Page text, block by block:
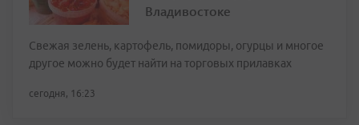
Владивостоке
Свежая зелень, картофель, помидоры, огурцы и многое
другое можно будет найти на торговых прилавках
сегодня, 16:23